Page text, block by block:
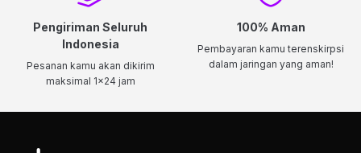
Pengiriman Seluruh
Indonesia
Pesanan kamu akan dikirim
maksimal 1x24 jam
100% Aman
Pembayaran kamu terenskirpsi
dalam jaringan yang aman!